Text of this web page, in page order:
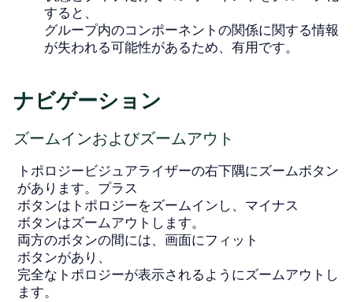
すると、
グループ内のコンポーネントの関係に関する情報
が失われる可能性があるため、有用です。
ナビゲーション
ズームインおよびズームアウト
トポロジービジュアライザーの右下隅にズームボタン
があります。 プラス
ボタンはトポロジーをズームインし、 マイナス
ボタンはズームアウトします。
両方のボタンの間には、 画面にフィット
ボタンがあり、
完全なトポロジーが表示されるようにズームアウトし
ます。